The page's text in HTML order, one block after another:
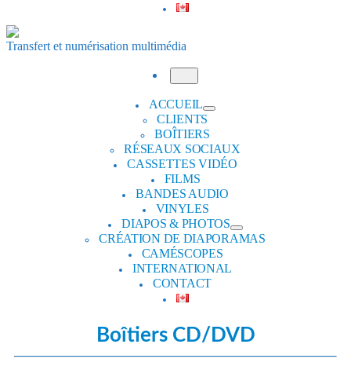
Transfert et numérisation multimédia
ACCUEIL
CLIENTS
BOÎTIERS
RÉSEAUX SOCIAUX
CASSETTES VIDÉO
FILMS
BANDES AUDIO
VINYLES
DIAPOS & PHOTOS
CRÉATION DE DIAPORAMAS
CAMÉSCOPES
INTERNATIONAL
CONTACT
Boîtiers CD/DVD